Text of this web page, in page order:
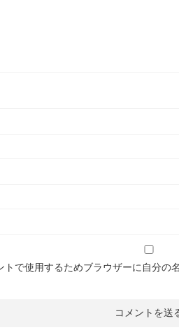
トで使用するためブラウザーに自分の